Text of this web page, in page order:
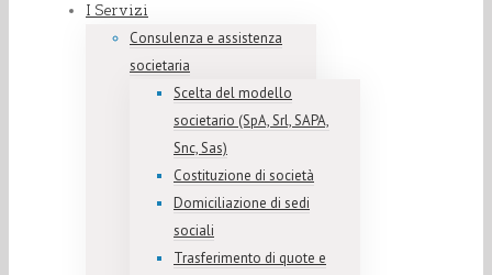
I Servizi
Consulenza e assistenza
societaria
Scelta del modello
societario (SpA, Srl, SAPA,
Snc, Sas)
Costituzione di società
Domiciliazione di sedi
sociali
Trasferimento di quote e